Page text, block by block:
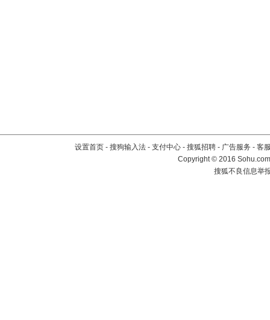
设置首页 - 搜狗输入法 - 支付中心 - 搜狐招聘 - 广告服务 - 客
Copyright©2016
搜狐不良信息举